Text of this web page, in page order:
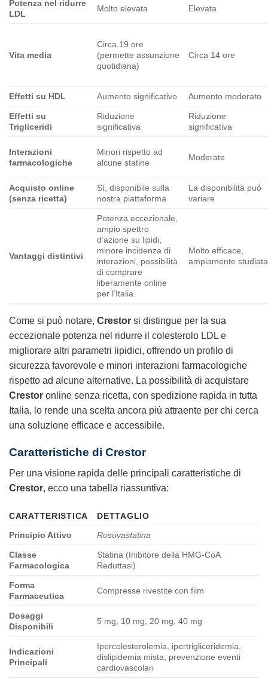
Potenza nel ridurre
LDL
Molto elevata Elevata
Vita media
Circa 19 ore
(permette assunzione
quotidiana)
Circa 14 ore
Effetti su HDL Aumento significativo Aumento moderato
Effetti su
Trigliceridi
Riduzione
significativa
Riduzione
significativa
Interazioni
farmacologiche
Minori rispetto ad
alcune statine
Moderate
Acquisto online
(senza ricetta)
Sì, disponibile sulla
nostra piattaforma
La disponibilità può
variare
Vantaggi distintivi
Potenza eccezionale,
ampio spettro
d’azione su lipidi,
minore incidenza di
interazioni, possibilità
di comprare
liberamente online
per l’Italia.
Molto efficace,
ampiamente
Come si può notare, Crestor si distingue per la sua
eccezionale potenza nel ridurre il colesterolo LDL e
migliorare altri parametri lipidici, offrendo un profilo di
sicurezza favorevole e minori interazioni farmacologiche
rispetto ad alcune alternative. La possibilità di acquistare
Crestor online senza ricetta, con spedizione rapida in tutta
Italia, lo rende una scelta ancora più attraente per chi cerca
una soluzione efficace e accessibile.
Caratteristiche di Crestor
Per una visione rapida delle principali caratteristiche di
Crestor, ecco una tabella riassuntiva:
CARATTERISTICA
DETTAGLIO
Principio Attivo
Rosuvastatina
Classe
Farmacologica
Statina (Inibitore della HMG-CoA
Reduttasi)
Forma
Farmaceutica
Compresse rivestite con film
Dosaggi
Disponibili
5 mg, 10 mg, 20 mg, 40 mg
Indicazioni
Principali
Ipercolesterolemia, ipertrigliceridemia,
dislipidemia mista, prevenzione eventi
cardiovascolari